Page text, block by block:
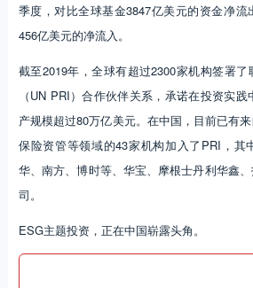
季度，对比全球基金3847亿美元的资金净
456亿美元的净流入。
截至2019年，全球有超过2300家机构签署
（UN PRI）合作伙伴关系，承诺在投资实
产规模超过80万亿美元。在中国，目前已有来
保险资管等领域的43家机构加入了PRI，其
华、南方、博时等、华宝、摩根士丹利华鑫
司。
ESG主题投资，正在中国崭露头角。